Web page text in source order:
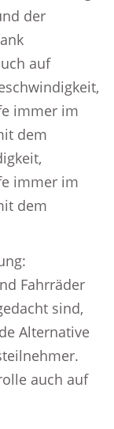
der
auf
immer im
dem
immer im
dem
Fahrräder
sind,
Alternative
auch auf